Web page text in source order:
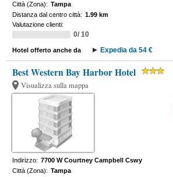
Città (Zona): Tampa
Distanza dal centro città: 1.99 km
Valutazione clienti:
0/ 10
Hotel offerto anche da Expedia da 54 €
Best Western Bay Harbor Hotel
Visualizza sulla mappa
Indirizzo: 7700 W Courtney Campbell Cswy
Città (Zona): Tampa